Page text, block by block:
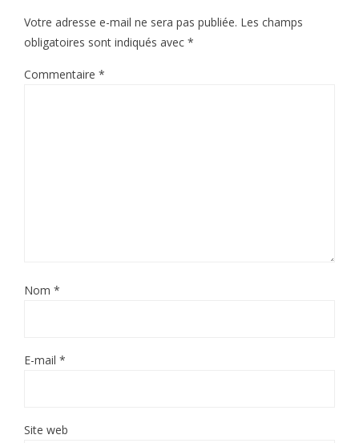
Votre adresse e-mail ne sera pas publiée. Les champs
obligatoires sont indiqués avec *
Commentaire *
Nom *
E-mail *
Site web